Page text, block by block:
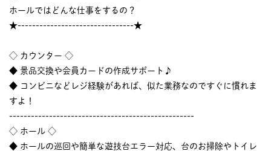
ホールではどんな仕事をするの？
★--------------------------------★
◇ カウンター ◇
◆ 景品交換や会員カードの作成サポート♪
◆ コンビニなどレジ経験があれば、似た業務なのですぐに慣れま
すよ！
---------------------------------------------------
◇ ホール ◇
◆ ホールの巡回や簡単な遊技台エラー対応、台のお掃除やトイレ